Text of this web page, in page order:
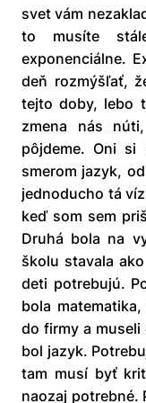
svet vám
to musíte
exponenciálne.
deň rozmýšľať,
tejto doby, lebo
zmena nás
pôjdeme. Oni
smerom jazyk,
jednoducho tá
keď som sem
Druhá bola na
školu stavala
deti potrebujú.
bola
do firmy a
bol jazyk.
tam musí byť
naozaj potrebné.